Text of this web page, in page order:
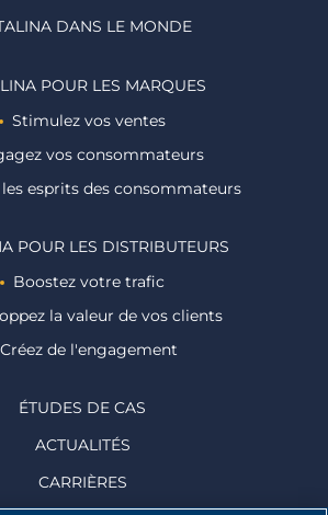
DANS LE MONDE
POUR LES MARQUES
Stimulez vos ventes
vos consommateurs
esprits des consommateurs
POUR LES DISTRIBUTEURS
Boostez votre trafic
la valeur de vos clients
Créez de l'engagement
ÉTUDES DE CAS
ACTUALITÉS
CARRIÈRES